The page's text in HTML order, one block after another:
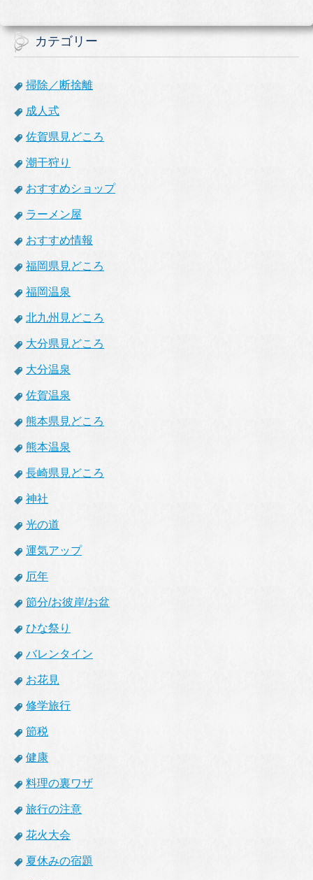
カテゴリー
掃除／断捨離
成人式
佐賀県見どころ
潮干狩り
おすすめショップ
ラーメン屋
おすすめ情報
福岡県見どころ
福岡温泉
北九州見どころ
大分県見どころ
大分温泉
佐賀温泉
熊本県見どころ
熊本温泉
長崎県見どころ
神社
光の道
運気アップ
厄年
節分/お彼岸/お盆
ひな祭り
バレンタイン
お花見
修学旅行
節税
健康
料理の裏ワザ
旅行の注意
花火大会
夏休みの宿題